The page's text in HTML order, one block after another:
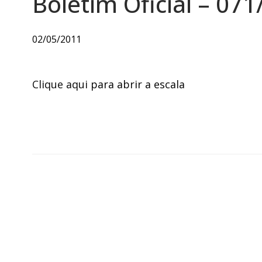
02/05/2011
Clique aqui para abrir a escala